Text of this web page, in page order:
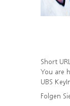
Short
You are
UBS
Folgen